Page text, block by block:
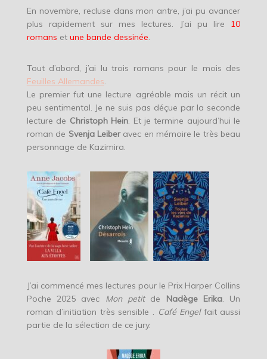
En novembre, recluse dans mon antre, j’ai pu avancer
plus rapidement sur mes lectures. J’ai pu lire 10
romans et une bande dessinée.
Tout d’abord, j’ai lu trois romans pour le mois des
Feuilles Allemandes.
Le premier fut une lecture agréable mais un récit un
peu sentimental. Je ne suis pas déçue par la seconde
lecture de Christoph Hein. Et je termine aujourd’hui le
roman de Svenja Leiberavec en mémoire le très beau
personnage de Kazimira.
J’ai commencé mes lectures pour le Prix Harper Collins
Poche 2025 avec Mon petitde Nadège Erika. Un
roman d’initiation très sensible . Café Engelfait aussi
partie de la sélection de ce jury.